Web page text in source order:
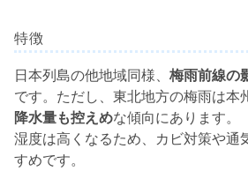
特徴
日本列島の他地域同様、 梅雨前線の
です。ただし、東北地方の梅雨は本
降水量も控えめな傾向にあります。
湿度は高くなるため、カビ対策や通
すめです。